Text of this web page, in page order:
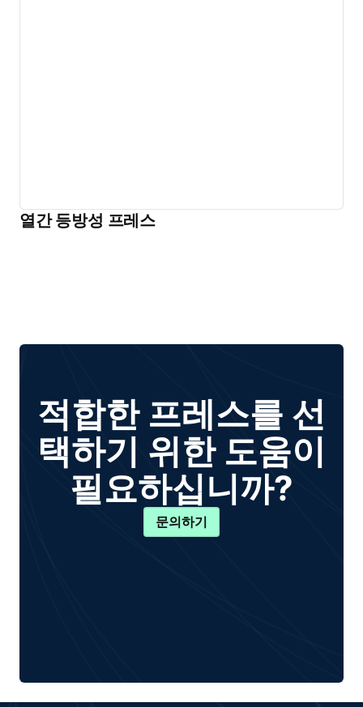
열간 등방성 프레스
적합한 프레스를 선
택하기 위한 도움이
필요하십니까?
문의하기